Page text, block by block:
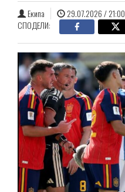
Екипа
29.07.2026 / 21:00
СПОДЕЛИ: